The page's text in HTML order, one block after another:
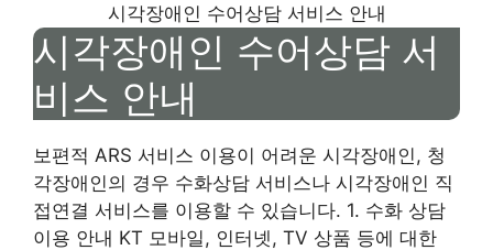
시각장애인 수어상담 서비스 안내
시각장애인 수어상담 서
비스 안내
보편적 ARS 서비스 이용이 어려운 시각장애인, 청
각장애인의 경우 수화상담 서비스나 시각장애인 직
접연결 서비스를 이용할 수 있습니다. 1. 수화 상담
이용 안내 KT 모바일, 인터넷, TV 상품 등에 대한